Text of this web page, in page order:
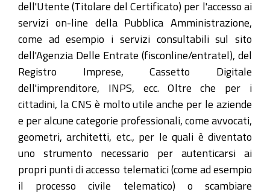
dell'Utente (Titolare del Certificato) per l'accesso ai
servizi on-line della Pubblica Amministrazione,
come ad esempio i servizi consultabili sul sito
dell'Agenzia Delle Entrate (fisconline/entratel), del
Registro Imprese, Cassetto Digitale
dell'imprenditore, INPS, ecc. Oltre che per i
cittadini, la CNS è molto utile anche per le aziende
e per alcune categorie professionali, come avvocati,
geometri, architetti, etc., per le quali è diventato
uno strumento necessario per autenticarsi ai
propri punti di accesso telematici (come ad esempio
il processo civile telematico) o scambiare